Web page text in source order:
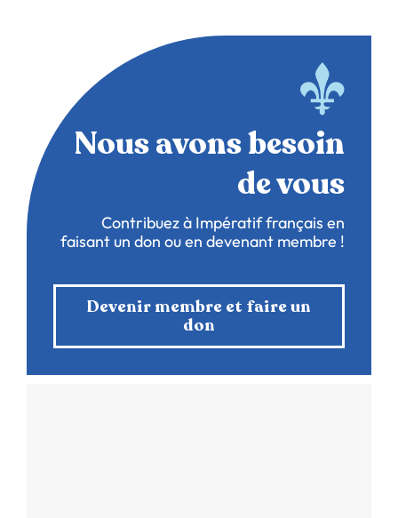
Nous avons besoin
de vous
Contribuez à Impératif français en
faisant un don ou en devenant membre !
Devenir membre et faire un
don